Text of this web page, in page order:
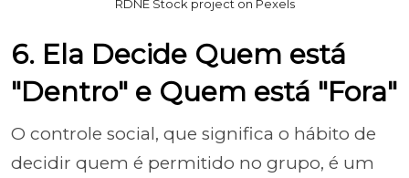
RDNE Stock project on Pexels
6. Ela Decide Quem está
"Dentro" e Quem está "Fora"
O controle social, que significa o hábito de
decidir quem é permitido no grupo, é um